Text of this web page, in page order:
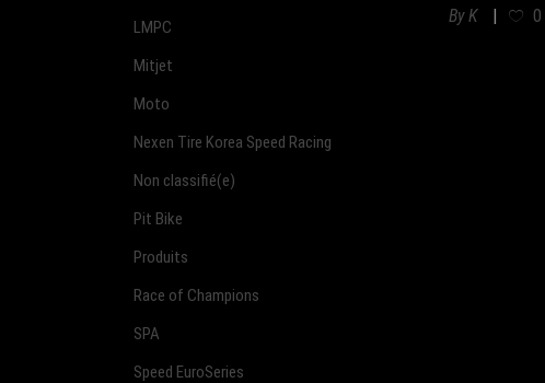
ByK 0
LMPC
Mitjet
Moto
Nexen Tire Korea Speed Racing
Non classifié(e)
Pit Bike
Produits
Race of Champions
SPA
Speed EuroSeries